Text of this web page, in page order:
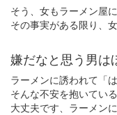
そう、女もラーメン屋に
その事実がある限り、
嫌だなと思う男は
ラーメンに誘われて「
そんな不安を抱いてい
大丈夫です、ラーメン